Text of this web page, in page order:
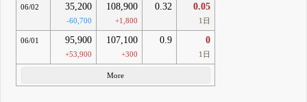
06/02 35,200
-60,700
108,900
+1,800
0.32 0.05
1日
06/01 95,900
+53,900
107,100
+300
0.9 0
1日
More